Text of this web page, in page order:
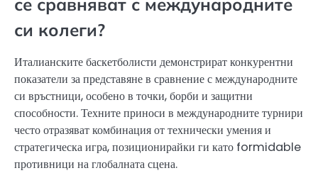
си колеги?
Италианските баскетболисти демонстрират конкурентни
показатели за представяне в сравнение с международните
си връстници, особено в точки, борби и защитни
способности. Техните приноси в международните турнири
често отразяват комбинация от технически умения и
стратегическа игра, позиционирайки ги като formidable
противници на глобалната сцена.